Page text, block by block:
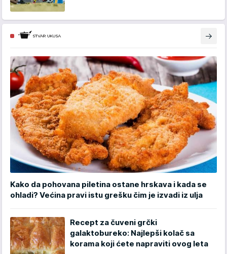
Kako da pohovana piletina ostane hrskava i kada se
ohladi? Većina pravi istu grešku čim je izvadi iz ulja
Recept za čuveni grčki
galaktobureko: Najlepši kolač sa
korama koji ćete napraviti ovog leta